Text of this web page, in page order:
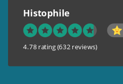
Histophile
4.78 rating (632 reviews)